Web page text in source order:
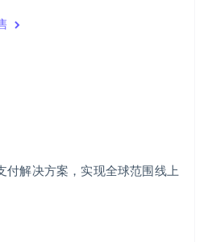
付解决方案，实现全球范围线上